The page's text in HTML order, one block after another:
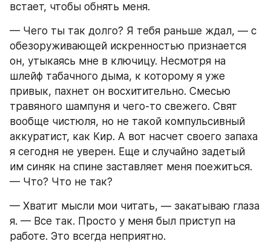
встает, чтобы обнять меня.
— Чего ты так долго? Я тебя раньше ждал, — с
обезоруживающей искренностью признается
он, утыкаясь мне в ключицу. Несмотря на
шлейф табачного дыма, к которому я уже
привык, пахнет он восхитительно. Смесью
травяного шампуня и чего-то свежего. Свят
вообще чистюля, но не такой компульсивный
аккуратист, как Кир. А вот насчет своего запаха
я сегодня не уверен. Еще и случайно задетый
им синяк на спине заставляет меня поежиться.
— Что? Что не так?
— Хватит мысли мои читать, — закатываю глаза
я. — Все так. Просто у меня был приступ на
работе. Это всегда неприятно.